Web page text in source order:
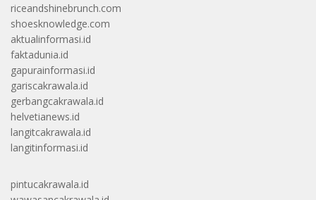
riceandshinebrunch.com
shoesknowledge.com
aktualinformasi.id
faktadunia.id
gapurainformasi.id
gariscakrawala.id
gerbangcakrawala.id
helvetianews.id
langitcakrawala.id
langitinformasi.id
pintucakrawala.id